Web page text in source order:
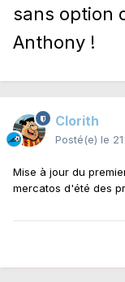
sans option
Anthony !
Clorith
Posté(e) le
Mise à jour du
mercatos d'été des